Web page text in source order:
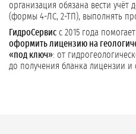
организация обязана вести учёт
(формы 4-ЛС, 2-ТП), выполнять
ГидроСервис с 2015 года
оформить лицензию на
«под ключ»: от
до получения бланка лицензии и